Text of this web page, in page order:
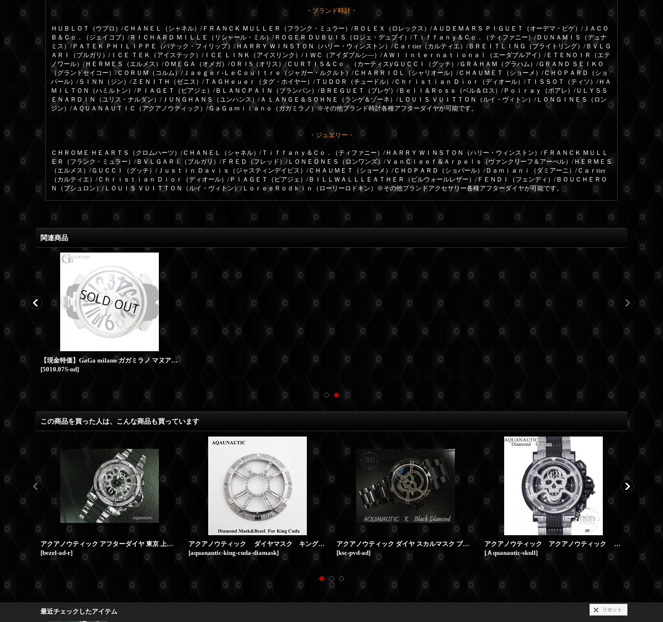
・ブランド時計・
ＨＵＢＬＯＴ（ウブロ）/ＣＨＡＮＥＬ（シャネル）/ＦＲＡＮＣＫ ＭＵＬＬＥＲ（フランク・ミュラー）/ＲＯＬＥＸ（ロレックス）/ＡＵＤＥＭＡＲＳ ＰＩＧＵＥＴ（オーデマ・ピゲ）/ＪＡＣＯ
Ｂ＆Ｃｏ．（ジェイコブ）/ＲＩＣＨＡＲＤ ＭＩＬＬＥ（リシャール・ミル）/ＲＯＧＥＲ ＤＵＢＵＩＳ（ロジェ・デュブイ）/Ｔｉｆｆａｎｙ＆Ｃｏ．（ティファニー）/ＤＵＮＡＭＩＳ（デュナ
ミス）/ＰＡＴＥＫ ＰＨＩＬＩＰＰＥ（パテック・フィリップ）/ＨＡＲＲＹ ＷＩＮＳＴＯＮ（ハリー・ウィンストン）/Ｃａｒtier（カルティエ）/ＢＲＥＩＴＬＩＮＧ（ブライトリング）/ＢＶＬＧ
ＡＲＩ（ブルガリ）/ＩＣＥ ＴＥＫ（アイステック）/ＩＣＥ ＬＩＮＫ（アイスリンク）/ＩＷＣ（アイダブルシ―）/ＡＷＩ Ｉｎｔｅｒｎａｔｉｏｎａｌ（エーダブルアイ）/ＥＴＥＮＯＩＲ（エテ
ノワール）/ＨＥＲＭＥＳ（エルメス）/ＯＭＥＧＡ（オメガ）/ＯＲＩS（オリス）/ＣＵＲＴＩＳ＆Ｃｏ．（カーティス)/ＧＵＣＣＩ（グッチ）/ＧＲＡＨＡＭ（グラハム）/ＧＲＡＮＤ ＳＥＩＫＯ
（グランドセイコー）/ＣＯＲＵＭ（コルム）/Ｊａｅｇｅｒ-ＬｅＣｏｕｌｔｒｅ（ジャガー・ルクルト）/ＣＨＡＲＲＩＯＬ（シャリオール）/ＣＨＡＵＭＥＴ（ショーメ）/ＣＨＯＰＡＲＤ（ショ
パール）/ＳＩＮＮ（ジン）/ＺＥＮＩＴＨ（ゼニス）/ＴＡＧＨｅｕｅｒ（タグ・ホイヤー）/ＴＵＤＯＲ（チュードル）/Ｃｈｒｉｓｔｉａｎ Ｄｉｏｒ（ディオール）/ＴＩＳＳＯＴ（ティソ）/ＨＡ
ＭＩＬＴＯＮ（ハミルトン）/ＰＩＡＧＥＴ（ピアジェ）/ＢＬＡＮＣＰＡＩＮ（ブランパン）/ＢＲＥＧＵＥＴ（ブレゲ）/Ｂｅｌｌ＆Ｒｏｓｓ（ベル＆ロス）/Ｐｏｉｒａｙ（ポアレ）/ＵＬＹＳＳ
ＥＮＡＲＤＩＮ（ユリス・ナルダン）/ＪＵＮＧＨＡＮＳ（ユンハンス）/Ａ ＬＡＮＧＥ＆ＳＯＨＮＥ（ランゲ＆ゾーネ）/ＬＯＵＩＳ ＶＵＩＴＴＯＮ（ルイ・ヴィトン）/ＬＯＮＧＩＮＥＳ（ロン
ジン）/ＡＱＵＡＮＡＵＴＩＣ（アクアノウティック）/ＧａＧａｍｉｌａｎｏ（ガガミラノ）※その他ブランド時計各種アフターダイヤが可能です。
・ジュエリー・
ＣＨＲＯＭＥ ＨＥＡＲＴＳ（クロムハーツ）/ＣＨＡＮＥＬ（シャネル）/Ｔｉｆｆａｎｙ＆Ｃｏ．（ティファニー）/ＨＡＲＲＹ ＷＩＮＳＴＯＮ（ハリー・ウィンストン）/ＦＲＡＮＣＫ ＭＵＬＬ
ＥＲ（フランク・ミュラー）/ＢＶＬＧＡＲＩ（ブルガリ）/ＦＲＥＤ（フレッド）/ＬＯＮＥＯＮＥＳ（ロンワンズ）/ＶａｎＣｌｅｅｆ＆Ａｒｐｅｌｓ（ヴァンクリーフ＆アーぺル）/ＨＥＲＭＥＳ
（エルメス）/ＧＵＣＣＩ（グッチ）/Ｊｕｓｔｉｎ Ｄａｖｉｓ（ジャスティンデイビス）/ＣＨＡＵＭＥＴ（ショーメ）/ＣＨＯＰＡＲＤ（ショパール）/Ｄａｍｉａｎｉ（ダミアーニ）/Ｃａｒtier
（カルティエ）/Ｃｈｒｉｓｔｉａｎ Ｄｉｏｒ（ディオール）/ＰＩＡＧＥＴ（ピアジェ）/ＢＩＬＬＷＡＬＬＬＥＡＴＨＥＲ（ビルウォールレザー）/ＦＥＮＤＩ（フェンディ）/ＢＯＵＣＨＥＲＯ
Ｎ（ブシュロン）/ＬＯＵＩＳ ＶＵＩＴＴＯＮ（ルイ・ヴィトン）/ＬｏｒｅｅＲｏｄｋｉｎ（ローリーロドキン）※その他ブランドアクセサリー各種アフターダイヤが可能です。
関連商品
【現金特価】GaGa milano ガガミラノ マヌアーレ 8ダイヤ 48mm ラバーベルト 5010.07S
[5010.07S-nd]
この商品を買った人は、こんな商品も買っています
アクアノウティック アフターダイヤ 東京 上野 ベゼル マスク カスタム
[bezel-ad-r]
アクアノウティック ダイヤマスク キングクーダ用 交換用 ダイヤモンド ベゼル
[aquanautic-king-cuda-diamask]
アクアノウティック ダイヤ スカルマスク ブラックダイヤ アフターダイヤ PVD
[ksc-pvd-ad]
アクアノウティック アクアノウティック スカル ベゼル マスク ダイヤカスタム
[Ａquanautic-skull] kc-gold-
最近チェックしたアイテム リセット